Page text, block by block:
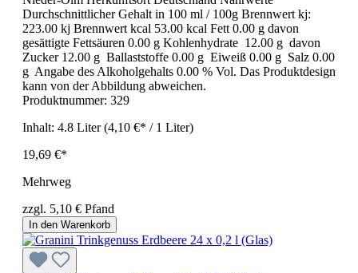
Durchschnittlicher Gehalt in 100 ml / 100g Brennwert kj:
223.00 kj Brennwert kcal 53.00 kcal Fett 0.00 g davon
gesättigte Fettsäuren 0.00 g Kohlenhydrate 12.00 g davon
Zucker 12.00 g Ballaststoffe 0.00 g Eiweiß 0.00 g Salz 0.00
g Angabe des Alkoholgehalts 0.00 % Vol. Das Produktdesign
kann von der Abbildung abweichen.
Produktnummer: 329
Inhalt: 4.8 Liter(4,10 €* / 1 Liter)
19,69 €*
Mehrweg
zzgl. 5,10 € Pfand
In den Warenkorb